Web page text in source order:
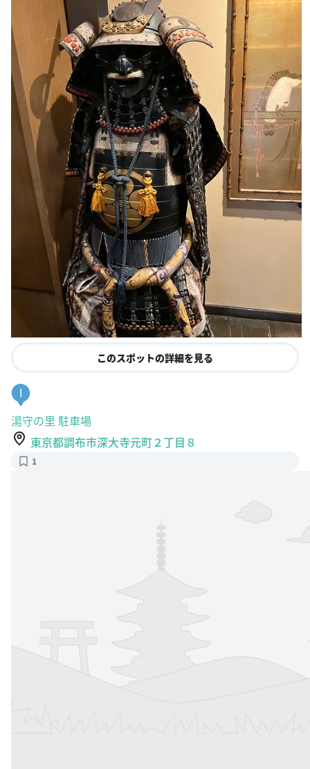
このスポットの詳細を見る
I
湯守の里 駐車場
東京都調布市深大寺元町２丁目８
1